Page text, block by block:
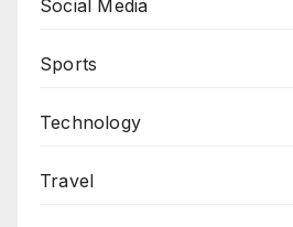
Social Media
Sports
Technology
Travel